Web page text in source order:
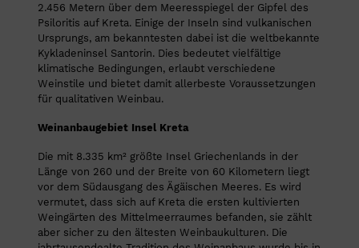
2.456 Metern über dem Meeresspiegel der Gipfel des
Psiloritis auf Kreta. Einige der Inseln sind vulkanischen
Ursprungs, am bekanntesten dabei ist die weltbekannte
Kykladeninsel Santorin. Dies bedeutet vielfältige
klimatische Bedingungen, erlaubt verschiedene
Weinstile und bietet damit allerbeste Voraussetzungen
für qualitativen Weinbau.
Weinanbaugebiet Insel Kreta
Die mit 8.335 km² größte Insel Griechenlands in der
Länge von 260 und der Breite von 60 Kilometern liegt
vor dem Südausgang des Ägäischen Meeres. Es wird
vermutet, dass sich auf Kreta die ersten kultivierten
Weingärten des Mittelmeerraumes befanden, sie zählt
aber sicher zu den ältesten Weinbaukulturen. Die